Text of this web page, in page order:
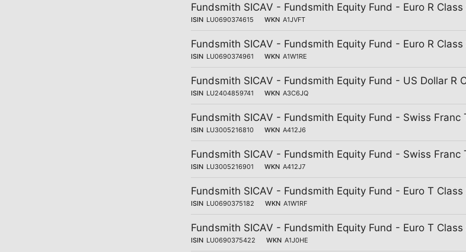
Fundsmith SICAV - Fundsmith Equity Fund - Euro R Class
ISIN LU0690374615 WKN A1JVFT
Fundsmith SICAV - Fundsmith Equity Fund - Euro R Class
ISIN LU0690374961 WKN A1W1RE
Fundsmith SICAV - Fundsmith Equity Fund - US Dollar R
ISIN LU2404859741 WKN A3C6JQ
Fundsmith SICAV - Fundsmith Equity Fund - Swiss Franc
ISIN LU3005216810 WKN A412J6
Fundsmith SICAV - Fundsmith Equity Fund - Swiss Franc
ISIN LU3005216901 WKN A412J7
Fundsmith SICAV - Fundsmith Equity Fund - Euro T Class
ISIN LU0690375182 WKN A1W1RF
Fundsmith SICAV - Fundsmith Equity Fund - Euro T Class
ISIN LU0690375422 WKN A1J0HE